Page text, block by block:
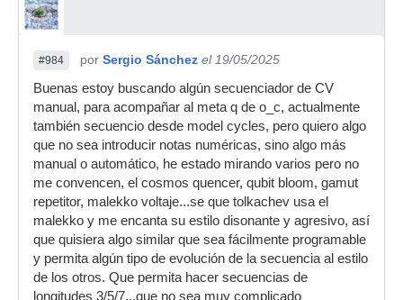
#984 por Sergio Sánchez el 19/05/2025
Buenas estoy buscando algún secuenciador de CV
manual, para acompañar al meta q de o_c, actualmente
también secuencio desde model cycles, pero quiero algo
que no sea introducir notas numéricas, sino algo más
manual o automático, he estado mirando varios pero no
me convencen, el cosmos quencer, qubit bloom, gamut
repetitor, malekko voltaje...se que tolkachev usa el
malekko y me encanta su estilo disonante y agresivo, así
que quisiera algo similar que sea fácilmente programable
y permita algún tipo de evolución de la secuencia al estilo
de los otros. Que permita hacer secuencias de
longitudes 3/5/7...que no sea muy complicado